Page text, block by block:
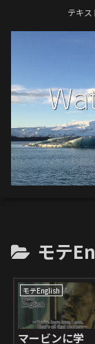
テキス
モテ
モテEnglish
マービンに学